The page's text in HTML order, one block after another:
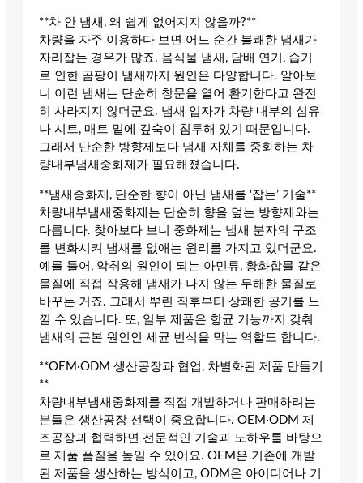
**차 안 냄새, 왜 쉽게 없어지지 않을까?**
차량을 자주 이용하다 보면 어느 순간 불쾌한 냄새가
자리잡는 경우가 많죠. 음식물 냄새, 담배 연기, 습기
로 인한 곰팡이 냄새까지 원인은 다양합니다. 알아보
니 이런 냄새는 단순히 창문을 열어 환기한다고 완전
히 사라지지 않더군요. 냄새 입자가 차량 내부의 섬유
나 시트, 매트 밑에 깊숙이 침투해 있기 때문입니다.
그래서 단순한 방향제보다 냄새 자체를 중화하는 차
량내부냄새중화제가 필요해졌습니다.
**냄새중화제, 단순한 향이 아닌 냄새를 ‘잡는’ 기술**
차량내부냄새중화제는 단순히 향을 덮는 방향제와는
다릅니다. 찾아보다 보니 중화제는 냄새 분자의 구조
를 변화시켜 냄새를 없애는 원리를 가지고 있더군요.
예를 들어, 악취의 원인이 되는 아민류, 황화합물 같은
물질에 직접 작용해 냄새가 나지 않는 무해한 물질로
바꾸는 거죠. 그래서 뿌린 직후부터 상쾌한 공기를 느
낄 수 있습니다. 또, 일부 제품은 항균 기능까지 갖춰
냄새의 근본 원인인 세균 번식을 막는 역할도 합니다.
**OEM·ODM 생산공장과 협업, 차별화된 제품 만들기
**
차량내부냄새중화제를 직접 개발하거나 판매하려는
분들은 생산공장 선택이 중요합니다. OEM·ODM 제
조공장과 협력하면 전문적인 기술과 노하우를 바탕으
로 제품 품질을 높일 수 있어요. OEM은 기존에 개발
된 제품을 생산하는 방식이고, ODM은 아이디어나 기